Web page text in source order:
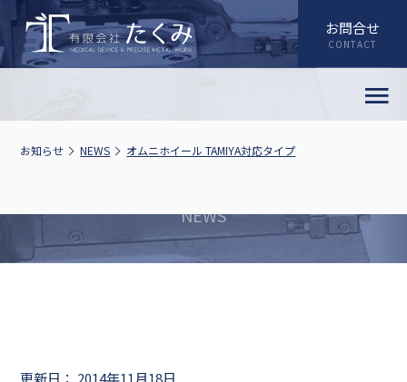
お問合せ
お知らせ NEWS オムニホイール TAMIYA対応タイプ